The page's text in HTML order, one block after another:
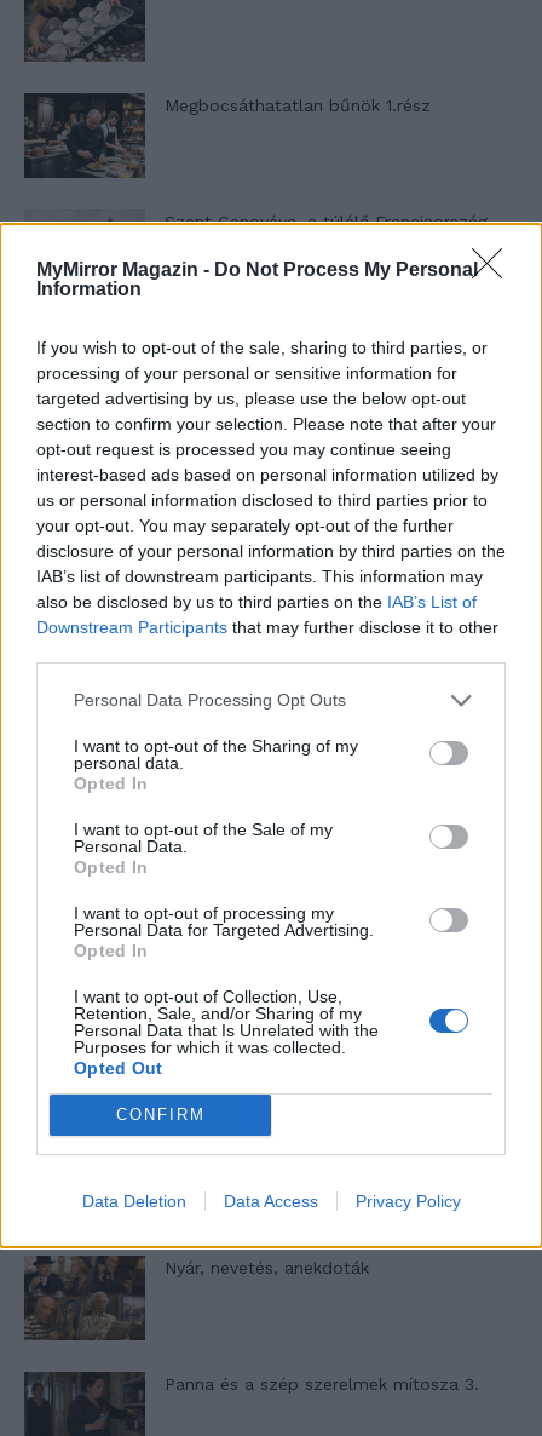
MyMirror Magazin - Do Not Process My Personal
Information
If you wish to opt-out of the sale, sharing to third parties, or
processing of your personal or sensitive information for
targeted advertising by us, please use the below opt-out
section to confirm your selection. Please note that after your
opt-out request is processed you may continue seeing
interest-based ads based on personal information utilized by
us or personal information disclosed to third parties prior to
your opt-out. You may separately opt-out of the further
disclosure of your personal information by third parties on the
IAB’s list of downstream participants. This information may
also be disclosed by us to third parties on the IAB’s List of
Downstream Participants that may further disclose it to other
Personal Data Processing Opt Outs
I want to opt-out of the Sharing of my
personal data.
Opted In
I want to opt-out of the Sale of my
Personal Data.
Opted In
I want to opt-out of processing my
Personal Data for Targeted Advertising.
Opted In
I want to opt-out of Collection, Use,
Retention, Sale, and/or Sharing of my
Personal Data that Is Unrelated with the
Purposes for which it was collected.
Opted Out
CONFIRM
Data Deletion Data Access Privacy Policy
Megbocsáthatatlan bűnök 1.rész
Szent Genovéva, a túlélő Franciaország
Minka 12. rész
Minka 11. rész
T. szereti a fiatal lányokat 14. rész
nőknek, amikor segítséget kérnek?
gyűjteménye
Elyna Robbs: Adéle és az örökölt árnyak
Woody Allen megosztó zsenialitása
A világ legismertebb ruhái
Nyár, nevetés, anekdoták
Panna és a szép szerelmek mítosza 3.